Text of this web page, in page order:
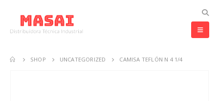
SHOP UNCATEGORIZED CAMISA TEFLÓN N 4 1/4